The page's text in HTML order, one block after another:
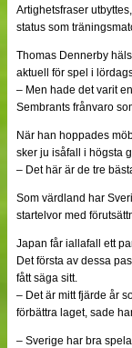
Artighetsfraser
status som
Thomas Dennerby
aktuell för spel i
– Men hade det varit
Sembrants frånvaro
När han hoppades
sker ju isåfall i högsta
– Det här är de tre
Som värdland har
startelvor med
Japan får iallafall ett
Det första av dessa
fått säga sitt.
– Det är mitt fjärde år
förbättra laget, sade
– Sverige har bra